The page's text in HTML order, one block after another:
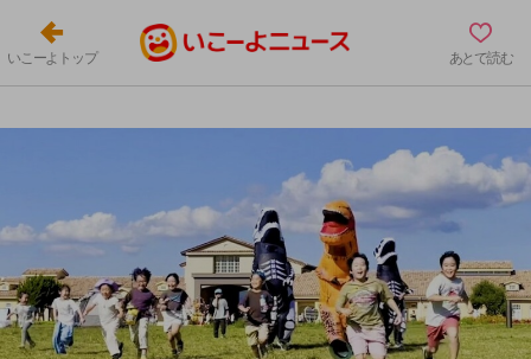
いこーよトップ あとで読む